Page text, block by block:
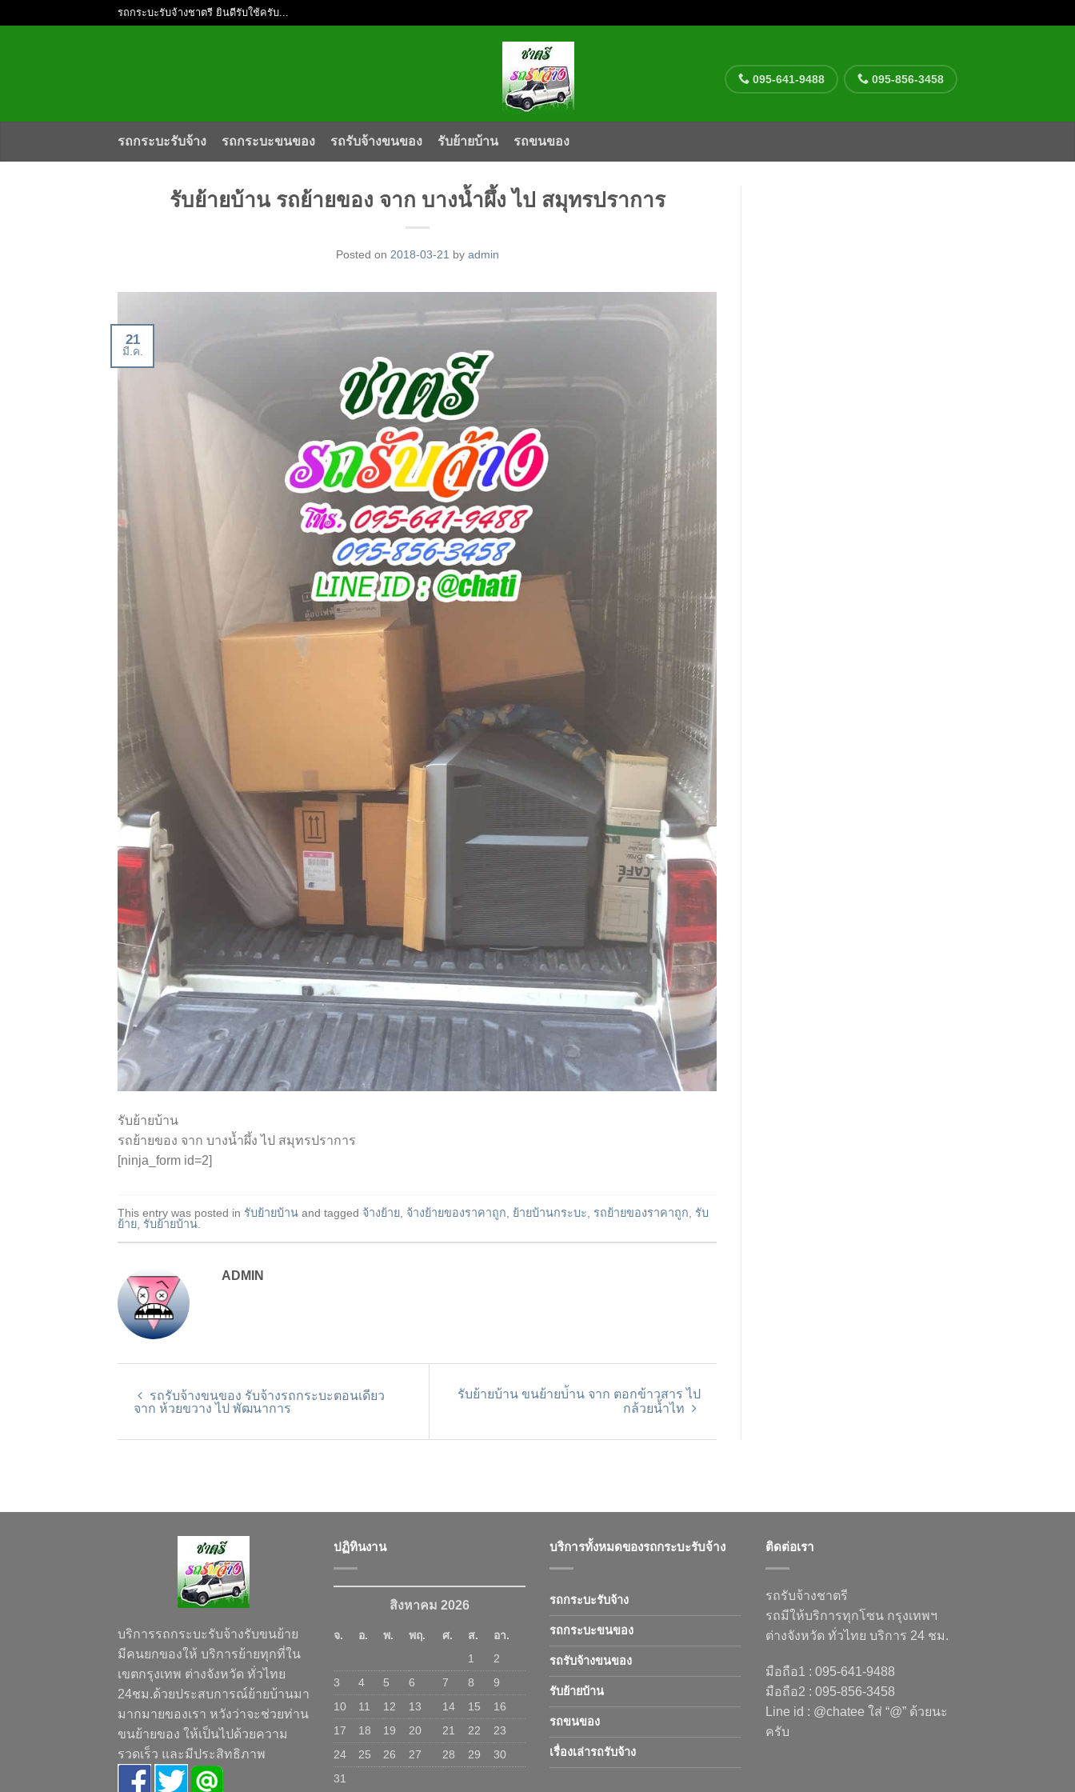
รถกระบะรับจ้างชาตรี ยินดีรับใช้ครับ...
095-641-9488 095-856-3458
รถกระบะรับจ้าง รถกระบะขนของ รถรับจ้างขนของ รับย้ายบ้าน รถขนของ
รับย้ายบ้าน รถย้ายของ จาก บางน้ำผึ้ง ไป สมุทรปราการ
Posted on 2018-03-21 by admin
21
มี.ค.
รับย้ายบ้าน
รถย้ายของ จาก บางน้ำผึ้ง ไป สมุทรปราการ
[ninja_form id=2]
This entry was posted in รับย้ายบ้าน and tagged จ้างย้าย จ้างย้ายของราคาถูก ย้ายบ้านกระบะ รถย้ายของราคาถูก
รับ
ย้าย รับย้ายบ้าน
ADMIN
รถรับจ้างขนของ รับจ้างรถกระบะตอนเดียว
จาก ห้วยขวาง ไป พัฒนาการ
รับย้ายบ้าน ขนย้ายบ่้าน จาก ตอกข้าวสาร ไป
กล้วยน้ำไท
บริการรถกระบะรับจ้างรับขนย้าย
มีคนยกของให้ บริการย้ายทุกที่ใน
เขตกรุงเทพ ต่างจังหวัด ทั่วไทย
24ชม.ด้วยประสบการณ์ย้ายบ้านมา
มากมายของเรา หวังว่าจะช่วยท่าน
ขนย้ายของ ให้เป็นไปด้วยความ
รวดเร็ว และมีประสิทธิภาพ
ปฏิทินงาน
สิงหาคม 2026
จ. อ. พ. พฤ. ศ. ส.
อา.
1
2
3
4 5 6 7 8
9
10
11 12 13 14 15
16
17
18 19 20 21 22
23
24
25 26 27 28 29
30
31
บริการทั้งหมดของรถกระบะรับจ้าง
รถกระบะรับจ้าง
รถกระบะขนของ
รถรับจ้างขนของ
รับย้ายบ้าน
รถขนของ
เรื่องเล่ารถรับจ้าง
ติดต่อเรา
รถรับจ้างชาตรี
รถมีให้บริการทุกโซน กรุงเทพฯ
ต่างจังหวัด ทั่วไทย บริการ 24 ชม.
มือถือ1 : 095-641-9488
มือถือ2 : 095-856-3458
Line id : @chatee ใส่ “@” ด้วยนะ
ครับ